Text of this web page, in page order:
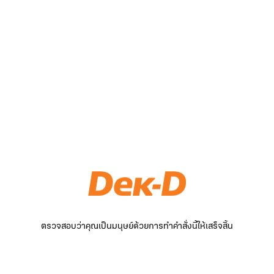
ตรวจสอบว่าคุณเป็นมนุษย์ด้วยการทำคำสั่งนี้ให้เสร็จสิ้น